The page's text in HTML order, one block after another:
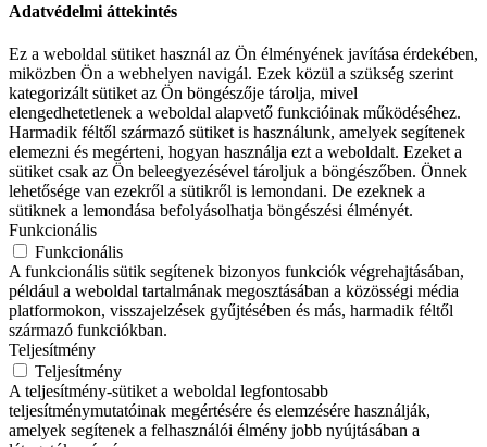
Adatvédelmi áttekintés
Ez a weboldal sütiket használ az Ön élményének javítása érdekében,
miközben Ön a webhelyen navigál. Ezek közül a szükség szerint
kategorizált sütiket az Ön böngészője tárolja, mivel
elengedhetetlenek a weboldal alapvető funkcióinak működéséhez.
Harmadik féltől származó sütiket is használunk, amelyek segítenek
elemezni és megérteni, hogyan használja ezt a weboldalt. Ezeket a
sütiket csak az Ön beleegyezésével tároljuk a böngészőben. Önnek
lehetősége van ezekről a sütikről is lemondani. De ezeknek a
sütiknek a lemondása befolyásolhatja böngészési élményét.
Funkcionális
Funkcionális
A funkcionális sütik segítenek bizonyos funkciók végrehajtásában,
például a weboldal tartalmának megosztásában a közösségi média
platformokon, visszajelzések gyűjtésében és más, harmadik féltől
származó funkciókban.
Teljesítmény
Teljesítmény
A teljesítmény-sütiket a weboldal legfontosabb
teljesítménymutatóinak megértésére és elemzésére használják,
amelyek segítenek a felhasználói élmény jobb nyújtásában a